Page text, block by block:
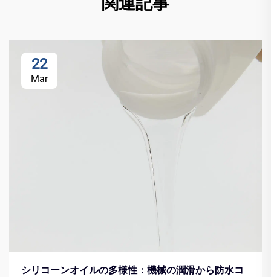
22
Mar
シリコーンオイルの多様性：機械の潤滑から防水コ